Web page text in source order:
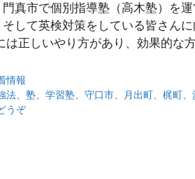
門真市で個別指導塾（高木塾）を
して英検対策をしている皆さん
は正しいやり方があり、効果的な
情報
法 、塾 、学習塾 、守口市 月出町 、梶町 、
うぞ